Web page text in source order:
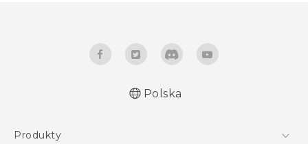
Polska
Produkty